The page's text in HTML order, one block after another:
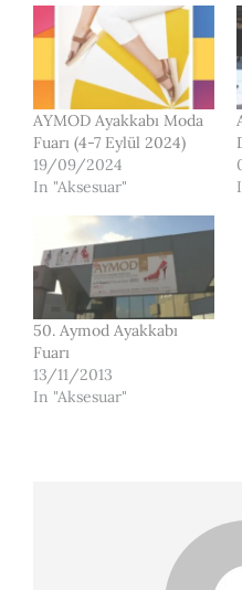
AYMOD Ayakkabı Moda
Fuarı (4-7 Eylül 2024)
19/09/2024
In "Aksesuar"
50. Aymod Ayakkabı
Fuarı
13/11/2013
In "Aksesuar"